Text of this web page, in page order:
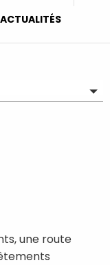
ACTUALITÉS
une route